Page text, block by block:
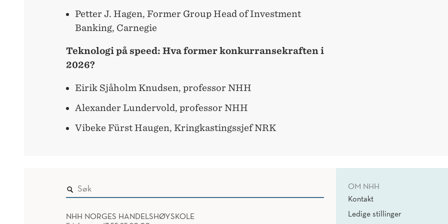
Petter J. Hagen, Former Group Head of Investment
Banking, Carnegie
Teknologi på speed: Hva former konkurransekraften i
2026?
Eirik Sjåholm Knudsen, professor NHH
Alexander Lundervold, professor NHH
Vibeke Fürst Haugen, Kringkastingssjef NRK
NHH NORGES HANDELSHØYSKOLE
OM NHH
Kontakt
Ledige stillinger